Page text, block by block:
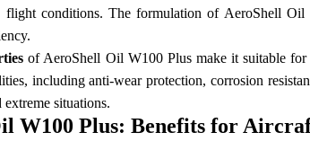
flight conditions. The formulation of AeroShell
of AeroShell Oil W100 Plus make it suitable
including anti-wear protection, corrosion
situations.
W100 Plus: Benefits for